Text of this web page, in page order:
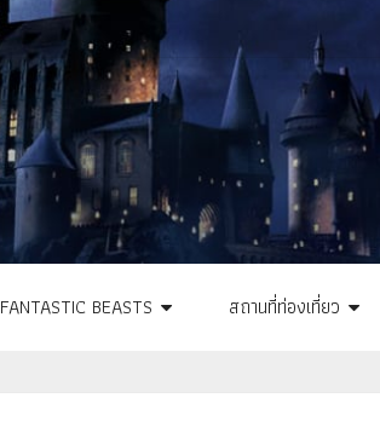
FANTASTIC BEASTS สถานที่ท่องเที่ยว